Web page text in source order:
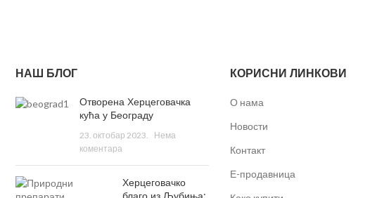
НАШ БЛОГ
Отворена Херцеговачка
кућа у Београду
23. октобар 2023.
Нема
коментара
Херцеговачко
КОРИСНИ ЛИНКОВИ
О нама
Новости
Контакт
Е-продавница